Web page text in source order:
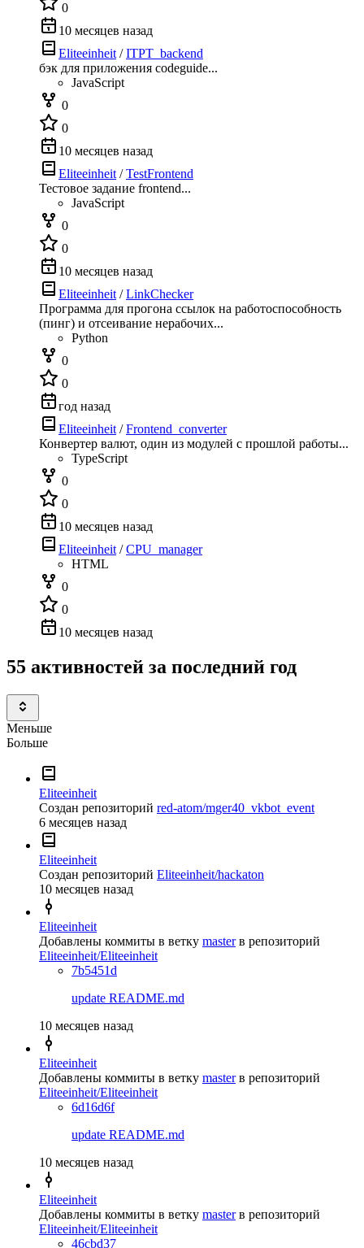
0
10 месяцев назад
Eliteeinheit /ITPT_backend
бэк для приложения codeguide...
JavaScript
0
0
10 месяцев назад
Eliteeinheit /TestFrontend
Тестовое задание frontend...
JavaScript
0
0
10 месяцев назад
Eliteeinheit /LinkChecker
Программа для прогона ссылок на работоспособность
(пинг) и отсеивание нерабочих...
Python
0
0
год назад
Eliteeinheit /Frontend_converter
Конвертер валют, один из модулей с прошлой работы...
TypeScript
0
0
10 месяцев назад
Eliteeinheit /CPU_manager
HTML
0
0
10 месяцев назад
55 активностей за последний год
Меньше
Больше
Eliteeinheit
Создан репозиторий red-atom/mger40_vkbot_event
6 месяцев назад
Eliteeinheit
Создан репозиторий Eliteeinheit/hackaton
10 месяцев назад
Eliteeinheit
Добавлены коммиты в ветку master в репозиторий
Eliteeinheit/Eliteeinheit
7b5451d
update README.md
10 месяцев назад
Eliteeinheit
Добавлены коммиты в ветку master в репозиторий
Eliteeinheit/Eliteeinheit
6d16d6f
update README.md
10 месяцев назад
Eliteeinheit
Добавлены коммиты в ветку master в репозиторий
Eliteeinheit/Eliteeinheit
46cbd37